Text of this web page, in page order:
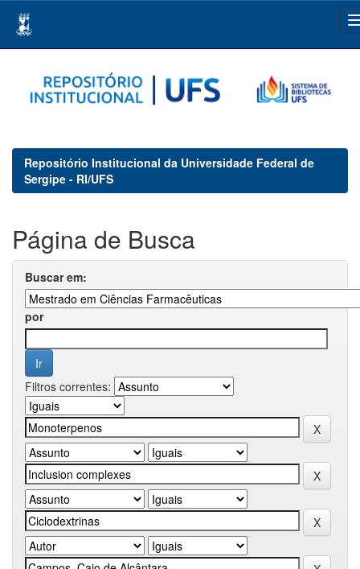
navigation
Repositório Institucional da Universidade Federal de
Sergipe - RI/UFS
Página de Busca
Buscar em:
por
Filtros correntes: